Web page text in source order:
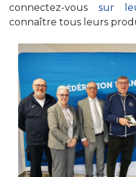
connectez-vous sur
connaître tous leurs